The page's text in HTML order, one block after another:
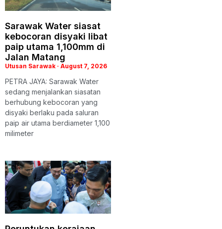
Sarawak Water siasat
kebocoran disyaki libat
paip utama 1,100mm di
Jalan Matang
Utusan Sarawak August 7, 2026
PETRA JAYA: Sarawak Water
sedang menjalankan siasatan
berhubung kebocoran yang
disyaki berlaku pada saluran
paip air utama berdiameter 1,100
milimeter